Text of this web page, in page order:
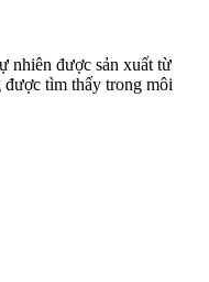
nhiên được sản xuất từ
tìm thấy trong môi